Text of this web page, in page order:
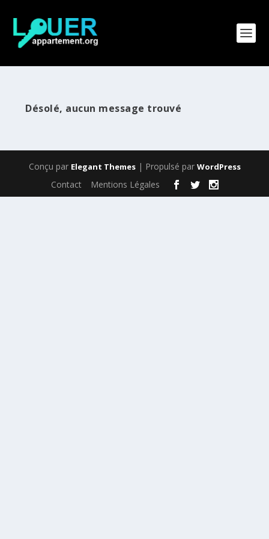
Désolé, aucun message trouvé
Conçu par Elegant Themes| Propulsé par WordPress
Contact Mentions Légales